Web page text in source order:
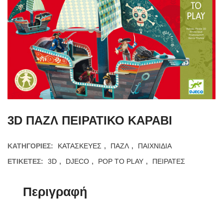
3D ΠΑΖΛ ΠΕΙΡΑΤΙΚΟ ΚΑΡΑΒΙ
ΚΑΤΗΓΟΡΊΕΣ: ΚΑΤΑΣΚΕΥΕΣ , ΠΑΖΛ ,
ΠΑΙΧΝΙΔΙΑ
ΕΤΙΚΈΤΕΣ:
3D , DJECO , POP TO PLAY , ΠΕΙΡΑΤΕΣ
Περιγραφή